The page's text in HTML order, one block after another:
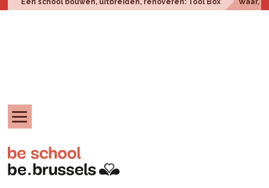
Een school bouwen, uitbreiden, renoveren: Tool Box Waar,